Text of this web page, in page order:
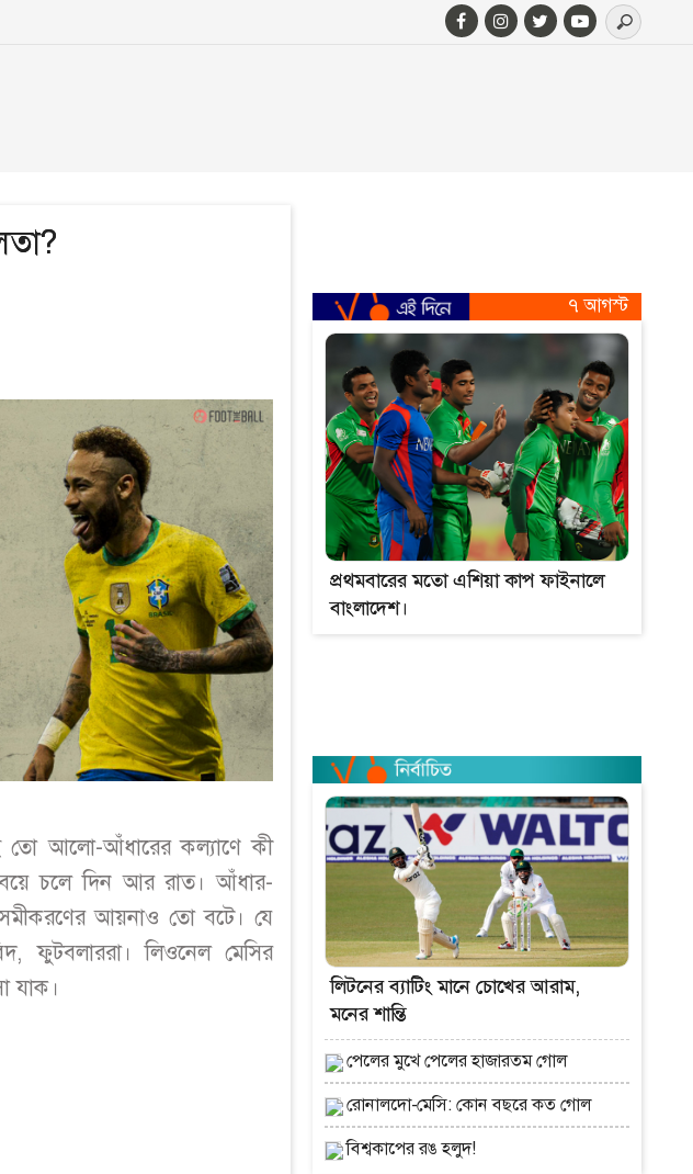
তো আলো-আঁধারের কল্যাণে কী
চলে দিন আর রাত। আঁধার-
আয়নাও তো বটে। যে
ফুটবলাররা। লিওনেল মেসির
যাক।
৭ আগস্ট
প্রথমবারের মতো এশিয়া কাপ ফাইনালে
বাংলাদেশ।
লিটনের ব্যাটিং মানে চোখের আরাম,
মনের শান্তি
পেলের মুখে পেলের হাজারতম গোল
রোনালদো-মেসি: কোন বছরে কত গোল
বিশ্বকাপের রঙ হলুদ!